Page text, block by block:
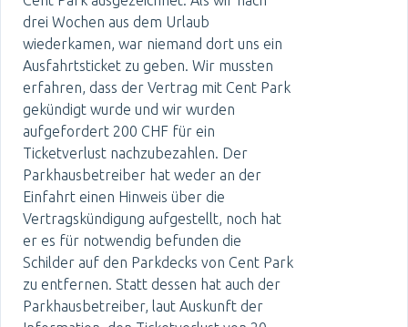
drei Wochen aus dem Urlaub
wiederkamen, war niemand dort uns ein
Ausfahrtsticket zu geben. Wir mussten
erfahren, dass der Vertrag mit Cent Park
gekündigt wurde und wir wurden
aufgefordert 200 CHF für ein
Ticketverlust nachzubezahlen. Der
Parkhausbetreiber hat weder an der
Einfahrt einen Hinweis über die
Vertragskündigung aufgestellt, noch hat
er es für notwendig befunden die
Schilder auf den Parkdecks von Cent Park
zu entfernen. Statt dessen hat auch der
Parkhausbetreiber, laut Auskunft der